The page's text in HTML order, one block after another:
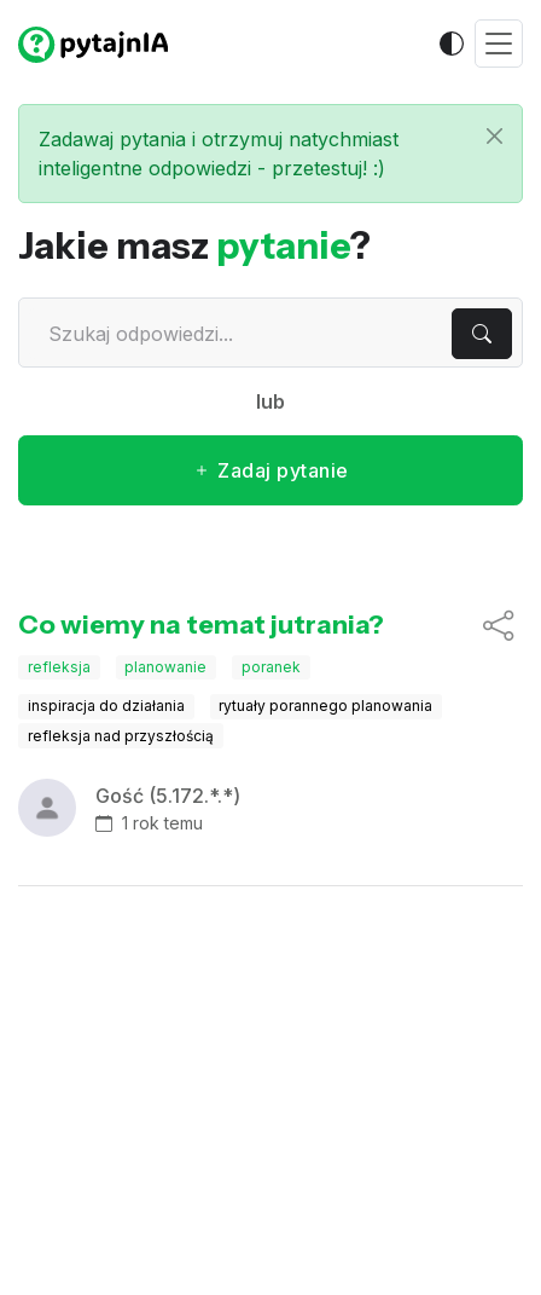
Zadawaj pytania i otrzymuj natychmiast
inteligentne odpowiedzi - przetestuj! :)
Jakie masz pytanie?
lub
Zadaj pytanie
Co wiemy na temat jutrania?
refleksja planowanie poranek
inspiracja do działania
rytuały porannego planowania
refleksja nad przyszłością
Gość (5.172.*.*)
1 rok temu